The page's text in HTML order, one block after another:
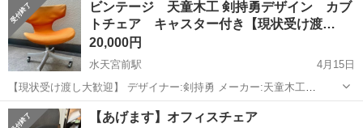
ビンテージ 天童木工 剣持勇デザイン カブ
トチェア キャスター付き【現状受け渡…
20,000円
水天宮前駅
4月15日
【現状受け渡し大歓迎】 デザイナー:剣持勇 メーカー:天童木工
TENDO 年代:1960-70年代 サイズ: 約 W53ｘD55ｘH65-70ｘSH35-
40cm 日本を代表するインテリアデザイナー剣持勇とプライウッド...
東京 中央区 水天宮前駅
【あげます】オフィスチェア